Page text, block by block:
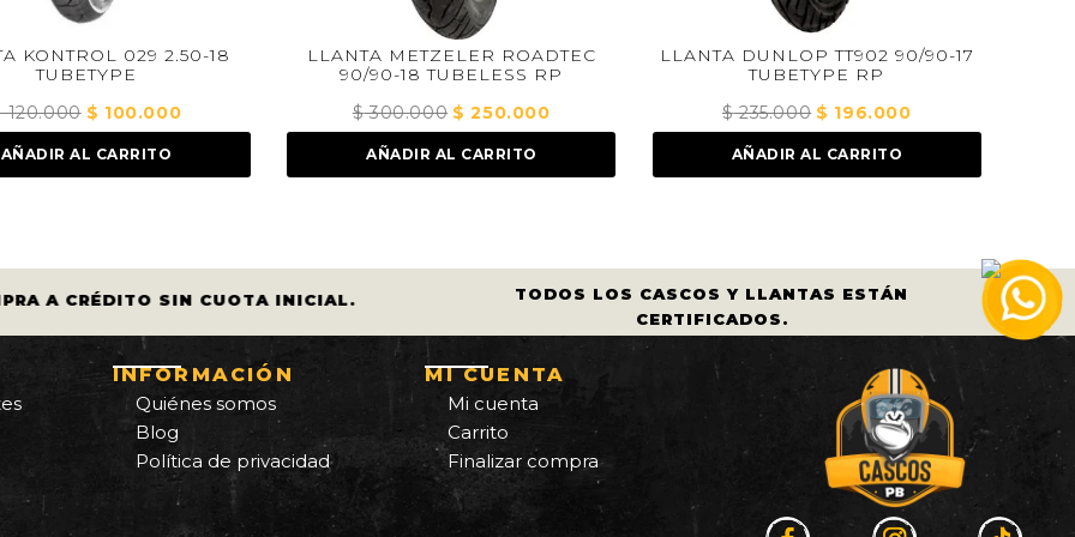
029 2.50-18
El
precio
actual
LLANTA METZELER ROADTEC
90/90-18 TUBELESS RP
El
precio
original
$250.000El
precio
actual
AÑADIR AL CARRITO
LLANTA DUNLOP TT902 90/90-17
TUBETYPE RP
El
precio
original
196.000El
precio
actual
AÑADIR AL CARRITO
LLANTA
A CRÉDITO SIN CUOTA INICIAL.
TODOS LOS CASCOS Y LLANTAS ESTÁN
CERTIFICADOS.
INFORMACIÓN
Quiénes somos
Blog
Política de privacidad
MI CUENTA
Mi cuenta
Carrito
Finalizar compra